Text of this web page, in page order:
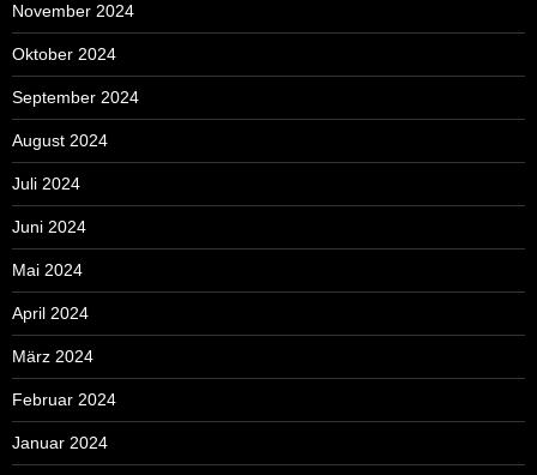
November 2024
Oktober 2024
September 2024
August 2024
Juli 2024
Juni 2024
Mai 2024
April 2024
März 2024
Februar 2024
Januar 2024